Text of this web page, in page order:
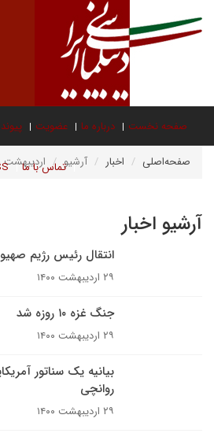
صفحه نخست درباره ما عضویت
تماس با ما صفحه‌اصلی اخبار آرشیو اردیبهشت ۱۴۰۰
آرشیو اخبار
انتقال رئیس رژیم
۲۹ اردیبهشت ۱۴۰۰
جنگ غزه ۱۰ روزه شد
۲۹ اردیبهشت ۱۴۰۰
بیانیه یک سناتور
روانچی
۲۹ اردیبهشت ۱۴۰۰